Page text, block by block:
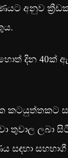
අනුව
දින 40ක්
තුවාල
සහභාගී